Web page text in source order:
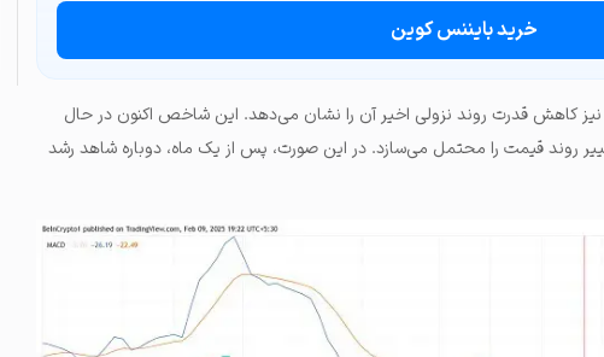
خرید بایننس کوین
کاهش قدرت روند نزولی اخیر آن را نشان می‌دهد. این شاخص اکنون در حال
روند قیمت را محتمل می‌سازد. در این صورت، پس از یک ماه، دوباره شاهد رشد